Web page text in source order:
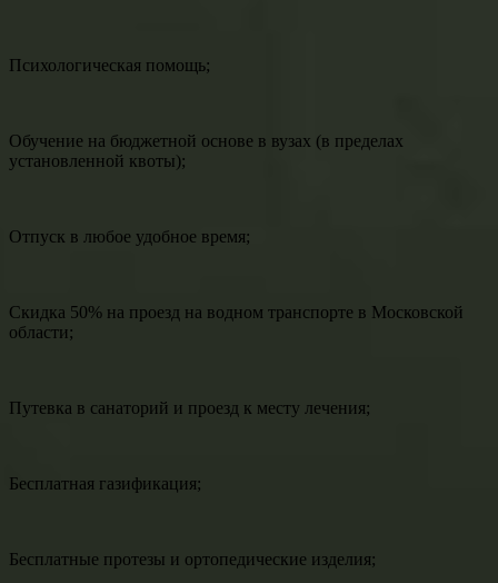
Психологическая помощь;
Oбучение на бюджетной основе в вузах (в пределах
установленной квоты);
Отпуск в любое удобное время;
Скидка 50% на проезд на водном транспорте в Московской
области;
Путевка в санаторий и проезд к месту лечения;
Бесплатная газификация;
Бесплатные протезы и ортопедические изделия;